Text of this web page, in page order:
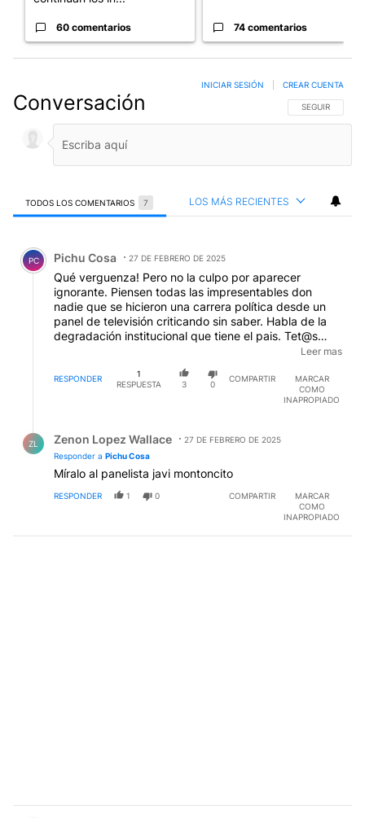
60 comentarios 74 comentarios
Conversación SIGA ESTA
SEGUIR
INICIAR SESIÓN CREAR CUENTA
TODOS LOS COMENTARIOS 7 LOS MÁS RECIENTES
Comentario de Pichu Cosa.
PC Pichu Cosa 27 DE FEBRERO DE 2025
Qué verguenza! Pero no la culpo por aparecer
ignorante. Piensen todas las impresentables don
nadie que se hicieron una carrera política desde un
panel de televisión criticando sin saber. Habla de la
degradación institucional que tiene el pais. Tet@s
hechas, gatos acomodaticios, ignorancia supina...no
importa, estás delante de una cámara todos los días
hablando pestes de otros. Suficiente para representar
Leer mas
RESPONDER
1
RESPUESTA
3 0
COMPARTIR
MARCAR
COMO
INAPROPIADO
ZL Zenon Lopez Wallace
27 DE FEBRERO DE 2025
Responder a Pichu Cosa
Míralo al panelista javi montoncito
RESPONDER 1 0 COMPARTIR
MARCAR
COMO
INAPROPIADO